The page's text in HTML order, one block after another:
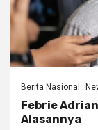
Berita Nasional
Febrie
Alasannya